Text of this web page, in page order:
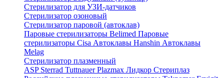
Стерилизатор для УЗИ-датчиков
Стерилизатор озоновый
Стерилизатор паровой (автоклав)
Паровые стерилизаторы Belimed Паровые
стерилизаторы Cisa Автоклавы Hanshin Автоклавы
Melag
Стерилизатор плазменный
ASP Sterrad Tuttnauer Plazmax Лидкор Стериплаз